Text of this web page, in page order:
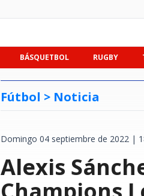
BÁSQUETBOL RUGBY
Fútbol > Noticia
Domingo 04 septiembre de 2022 |
Alexis